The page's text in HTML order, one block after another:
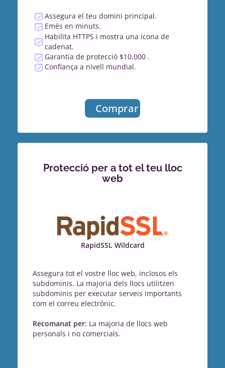
Assegura el teu domini principal.
Emès en minuts.
Habilita HTTPS i mostra una icona de
cadenat.
Garantia de protecció $10,000 .
Confiança a nivell mundial.
Comprar
Protecció per a tot el teu lloc
web
RapidSSL Wildcard
Assegura tot el vostre lloc web, inclosos els
subdominis. La majoria dels llocs utilitzen
subdominis per executar serveis importants
com el correu electrònic.
Recomanat per: La majoria de llocs web
personals i no comercials.